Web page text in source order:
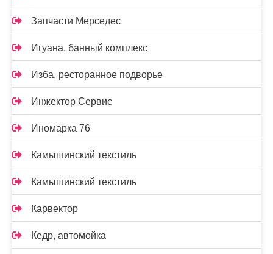
Запчасти Мерседес
Игуана, банный комплекс
Изба, ресторанное подворье
Инжектор Сервис
Иномарка 76
Камышинский текстиль
Камышинский текстиль
Карвектор
Кедр, автомойка